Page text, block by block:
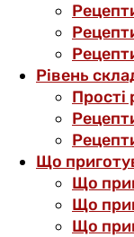
Рівень
Прості
Що
Що
Що
Що